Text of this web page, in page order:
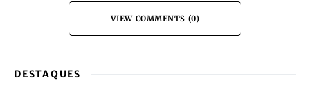
VIEW COMMENTS (0)
DESTAQUES